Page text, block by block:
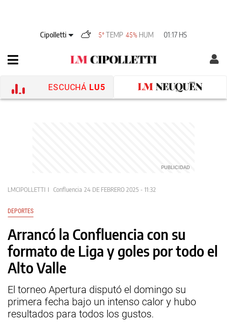
Cipolletti 5°TEMP 45% HUM 01:17 HS
ESCUCHÁ LU5
LMCIPOLLETTI Confluencia 24 DE FEBRERO 2025 - 11:32
DEPORTES
Arrancó la Confluencia con su
formato de Liga y goles por todo el
Alto Valle
El torneo Apertura disputó el domingo su
primera fecha bajo un intenso calor y hubo
resultados para todos los gustos.